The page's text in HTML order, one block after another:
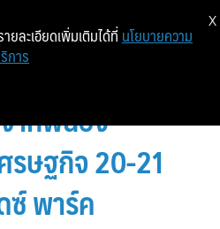
ดนัดนักข่าว ครั้ง
ากพี่น้อง
รษฐกิจ 20-21
ซ์ พาร์ค
ยละเอียดเพิ่มเติมได้ที่ นโยบายความ
การ
X